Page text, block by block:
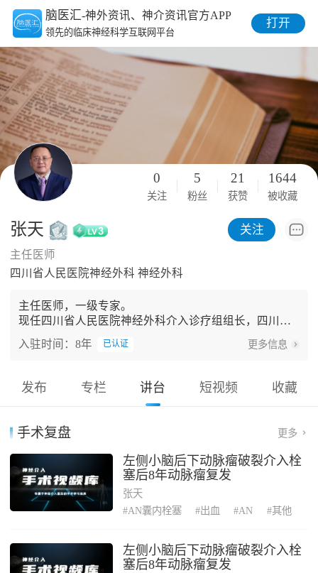
脑医汇-神外资讯、神介资讯官方APP
领先的临床神经科学互联网平台
打开
0
关注
5
粉丝
21
获赞
1644
被收藏
张天 关注
主任医师
四川省人民医院神经外科 神经外科
主任医师，一级专家。
现任四川省人民医院神经外科介入诊疗组组长，四川省
医师协会神经介入专业委员会委员主任委员，中国医师
协会神经介入专业委员会常委，中华医学会神经外科分
专委会委员，四川省医学会介入医学专委会副主任委
员，神经介入专业组副组长，四川省医师协会介入医师
分会常委。1995年在北京医院师从凌锋教授进修神经介
入一年，2010年在香港中文大学威尔斯亲王医院神经介
入中心研修半年。从事脑血管病介入诊疗工作23年，具
有丰富的脑血管病介入诊疗工作的临床经验。擅长颅
内、外血管狭窄的介入治疗，及颅内动脉瘤、头面部及
脑血管畸形等出血性脑血管疾病的介入栓塞治疗。
入驻时间：8年 已认证 更多信息
发布 专栏 讲台 短视频 收藏
手术复盘 更多
左侧小脑后下动脉瘤破裂介入栓
塞后8年动脉瘤复发
张天
#AN囊内栓塞
#出血 #AN #其他
左侧小脑后下动脉瘤破裂介入栓
塞后8年动脉瘤复发